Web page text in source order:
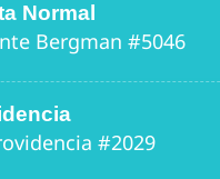
Normal
Bergman #5046
#2029